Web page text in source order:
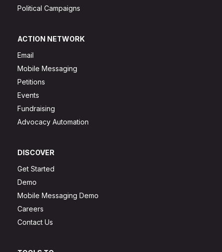
Political Campaigns
ACTION NETWORK
Email
Mobile Messaging
Petitions
Events
Fundraising
Advocacy Automation
DISCOVER
Get Started
Demo
Mobile Messaging Demo
Careers
Contact Us